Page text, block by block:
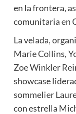
en la frontera,
comunitaria en
La velada,
Marie Collins,
Zoe Winkler
showcase
sommelier
con estrella